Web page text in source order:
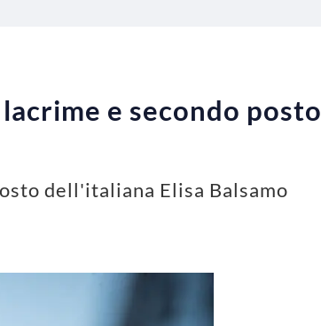
e secondo posto
dell'italiana Elisa Balsamo